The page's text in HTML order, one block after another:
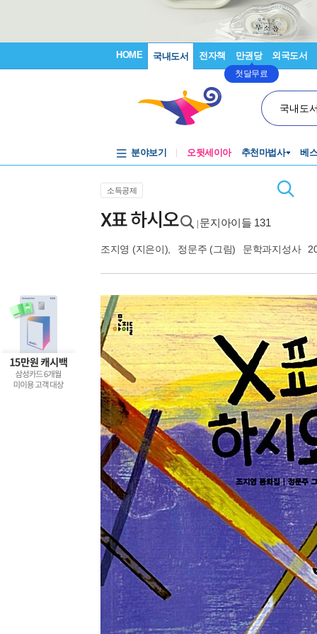
HOME 국내도서 전자책 만권당
첫달무료
외국도서
국내도
분야보기 오뒷세이아 추천마법사 베
소득공제
X표 하시오 문지아이들 131
조지영 (지은이), 정문주 (그림) 문학과지성사